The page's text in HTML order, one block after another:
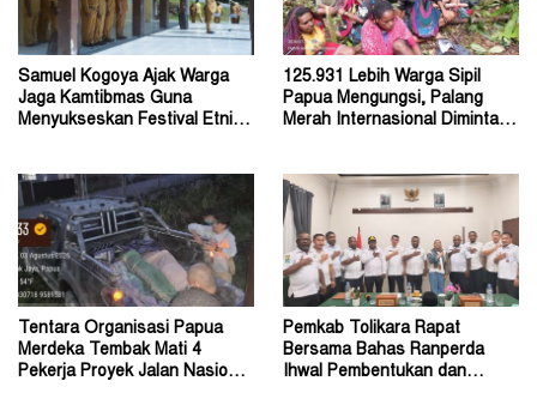
Samuel Kogoya Ajak Warga
Jaga Kamtibmas Guna
Menyukseskan Festival Etnik
125.931 Lebih Warga Sipil
Papua Mengungsi, Palang
Merah Internasional Diminta
Tentara Organisasi Papua
Merdeka Tembak Mati 4
Pekerja Proyek Jalan Nasional
Pemkab Tolikara Rapat
Bersama Bahas Ranperda
Ihwal Pembentukan dan